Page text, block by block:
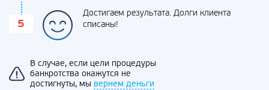
Достигаем результата. Долги клиента
списаны!
В случае, если цели процедуры
банкротства окажутся не
достигнуты, мы вернем деньги